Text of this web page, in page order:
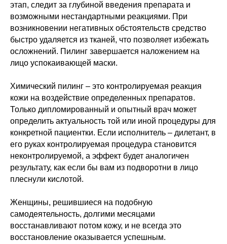
этап, следит за глубиной введения препарата и
возможными нестандартными реакциями. При
возникновении негативных обстоятельств средство
быстро удаляется из тканей, что позволяет избежать
осложнений. Пилинг завершается наложением на
лицо успокаивающей маски.
Химический пилинг – это контролируемая реакция
кожи на воздействие определенных препаратов.
Только дипломированный и опытный врач может
определить актуальность той или иной процедуры для
конкретной пациентки. Если исполнитель – дилетант, в
его руках контролируемая процедура становится
неконтролируемой, а эффект будет аналогичен
результату, как если бы вам из подворотни в лицо
плеснули кислотой.
Женщины, решившиеся на подобную
самодеятельность, долгими месяцами
восстанавливают потом кожу, и не всегда это
восстановление оказывается успешным.